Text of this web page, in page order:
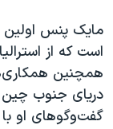
مایک پنس اولین
است که از
همچنین
دریای جنوب
گفت‌وگوهای او